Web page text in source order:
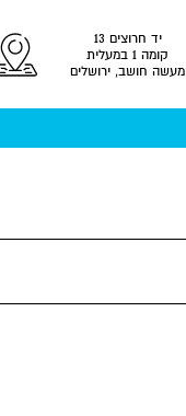
יד חרוצים 13
קומה 1 במעלית
מעשה חושב, ירושלים